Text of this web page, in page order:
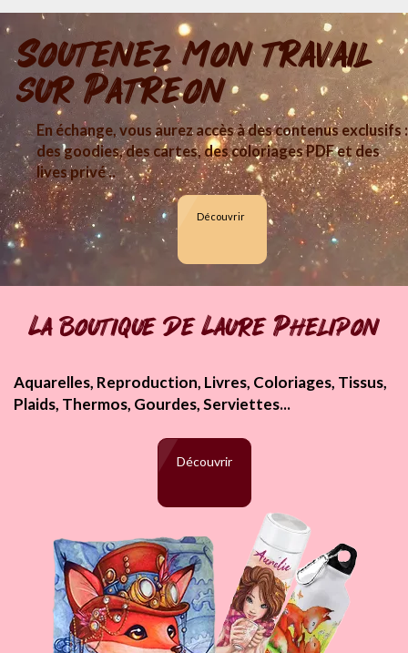
Soutenez mon travail
sur Patreon
En échange, vous aurez accès à des contenus exclusifs :
des goodies, des cartes, des coloriages PDF et des
lives privé ..
Découvrir
La boutique de Laure Phelipon
Aquarelles, Reproduction, Livres, Coloriages, Tissus,
Plaids, Thermos, Gourdes, Serviettes...
Découvrir